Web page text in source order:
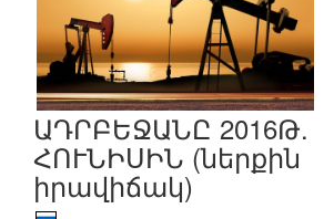
ԱԴՐԲԵՋԱՆԸ 2016Թ.
ՀՈՒՆԻՍԻՆ (ներքին
իրավիճակ)